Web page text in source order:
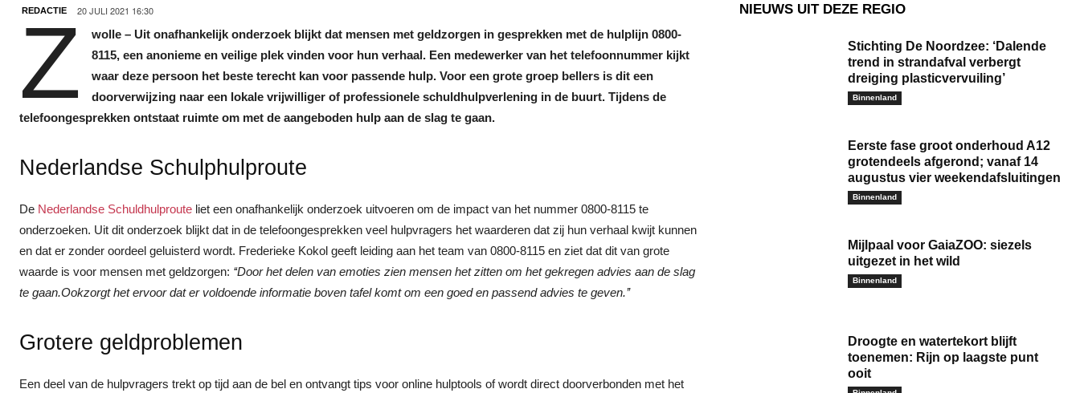
REDACTIE 20 JULI 2021 16:30
Z
wolle – Uit onafhankelijk onderzoek blijkt dat mensen met geldzorgen in gesprekken met de hulplijn 0800-
8115, een anonieme en veilige plek vinden voor hun verhaal. Een medewerker van het telefoonnummer kijkt
waar deze persoon het beste terecht kan voor passende hulp. Voor een grote groep bellers is dit een
doorverwijzing naar een lokale vrijwilliger of professionele schuldhulpverlening in de buurt. Tijdens de
telefoongesprekken ontstaat ruimte om met de aangeboden hulp aan de slag te gaan.
Nederlandse Schulphulproute
De Nederlandse Schuldhulproute liet een onafhankelijk onderzoek uitvoeren om de impact van het nummer 0800-8115 te
onderzoeken. Uit dit onderzoek blijkt dat in de telefoongesprekken veel hulpvragers het waarderen dat zij hun verhaal kwijt kunnen
en dat er zonder oordeel geluisterd wordt. Frederieke Kokol geeft leiding aan het team van 0800-8115 en ziet dat dit van grote
waarde is voor mensen met geldzorgen: ‘‘Door het delen van emoties zien mensen het zitten om het gekregen advies aan de slag
te gaan.Ookzorgt het ervoor dat er voldoende informatie boven tafel komt om een goed en passend advies te geven.’’
Grotere geldproblemen
Een deel van de hulpvragers trekt op tijd aan de bel en ontvangt tips voor online hulptools of wordt direct doorverbonden met het
NIEUWS UIT DEZE REGIO
Stichting De Noordzee: ‘Dalende
trend in strandafval verbergt
dreiging plasticvervuiling’
Binnenland
Eerste fase groot onderhoud A12
grotendeels afgerond; vanaf 14
augustus vier weekendafsluitingen
Binnenland
Mijlpaal voor GaiaZOO: siezels
uitgezet in het wild
Binnenland
Droogte en watertekort blijft
toenemen: Rijn op laagste punt
ooit